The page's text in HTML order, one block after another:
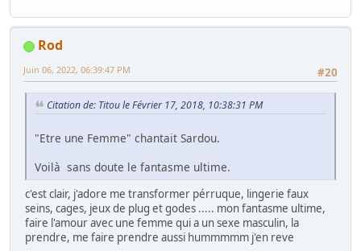
Rod
#20
Juin 06, 2022, 06:39:47 PM
Citation de: Titou le Février 17, 2018, 10:38:31 PM
"Etre une Femme" chantait Sardou.
Voilà sans doute le fantasme ultime.
c'est clair, j'adore me transformer pérruque, lingerie faux
seins, cages, jeux de plug et godes ..... mon fantasme ultime,
faire l'amour avec une femme qui a un sexe masculin, la
prendre, me faire prendre aussi hummmmm j'en reve